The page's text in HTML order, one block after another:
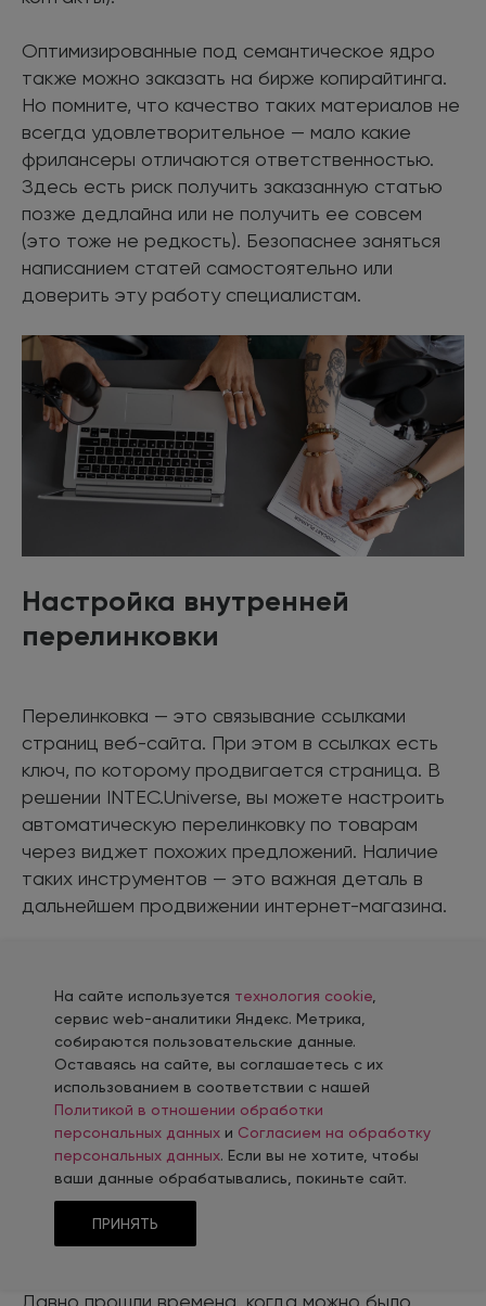
Оптимизированные под семантическое ядро
также можно заказать на бирже копирайтинга.
Но помните, что качество таких материалов не
всегда удовлетворительное — мало какие
фрилансеры отличаются ответственностью.
Здесь есть риск получить заказанную статью
позже дедлайна или не получить ее совсем
(это тоже не редкость). Безопаснее заняться
написанием статей самостоятельно или
доверить эту работу специалистам.
Настройка внутренней
перелинковки
Перелинковка — это связывание ссылками
страниц веб-сайта. При этом в ссылках есть
ключ, по которому продвигается страница. В
решении INTEC.Universe, вы можете настроить
автоматическую перелинковку по товарам
через виджет похожих предложений. Наличие
таких инструментов — это важная деталь в
дальнейшем продвижении интернет-магазина.
Закупка вечных ссылок
Давно прошли времена, когда можно было
На сайте используется технология cookie
сервис web-аналитики Яндекс. Метрика,
собираются пользовательские данные.
Оставаясь на сайте, вы соглашаетесь с их
использованием в соответствии с нашей
Политикой в отношении обработки
персональных данных и Согласием на обработку
персональных данных. Если вы не хотите, чтобы
ваши данные обрабатывались, покиньте сайт.
ПРИНЯТЬ